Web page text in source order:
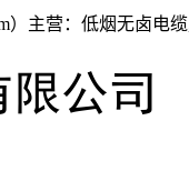
）主营：低烟无卤电